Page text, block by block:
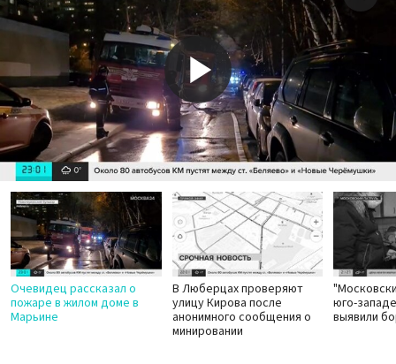
Play
Video
Очевидец рассказал о
пожаре в жилом доме в
Марьине
В Люберцах проверяют
улицу Кирова после
анонимного сообщения о
минировании
юго-
выявили